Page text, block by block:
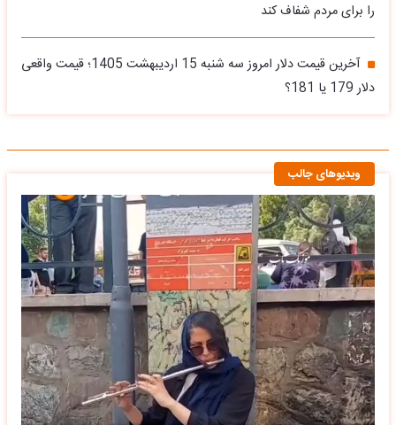
را برای مردم شفاف کند
آخرین قیمت دلار امروز سه شنبه 15 اردیبهشت 1405؛ قیمت واقعی
دلار 179 یا 181؟
ویدیوهای جالب